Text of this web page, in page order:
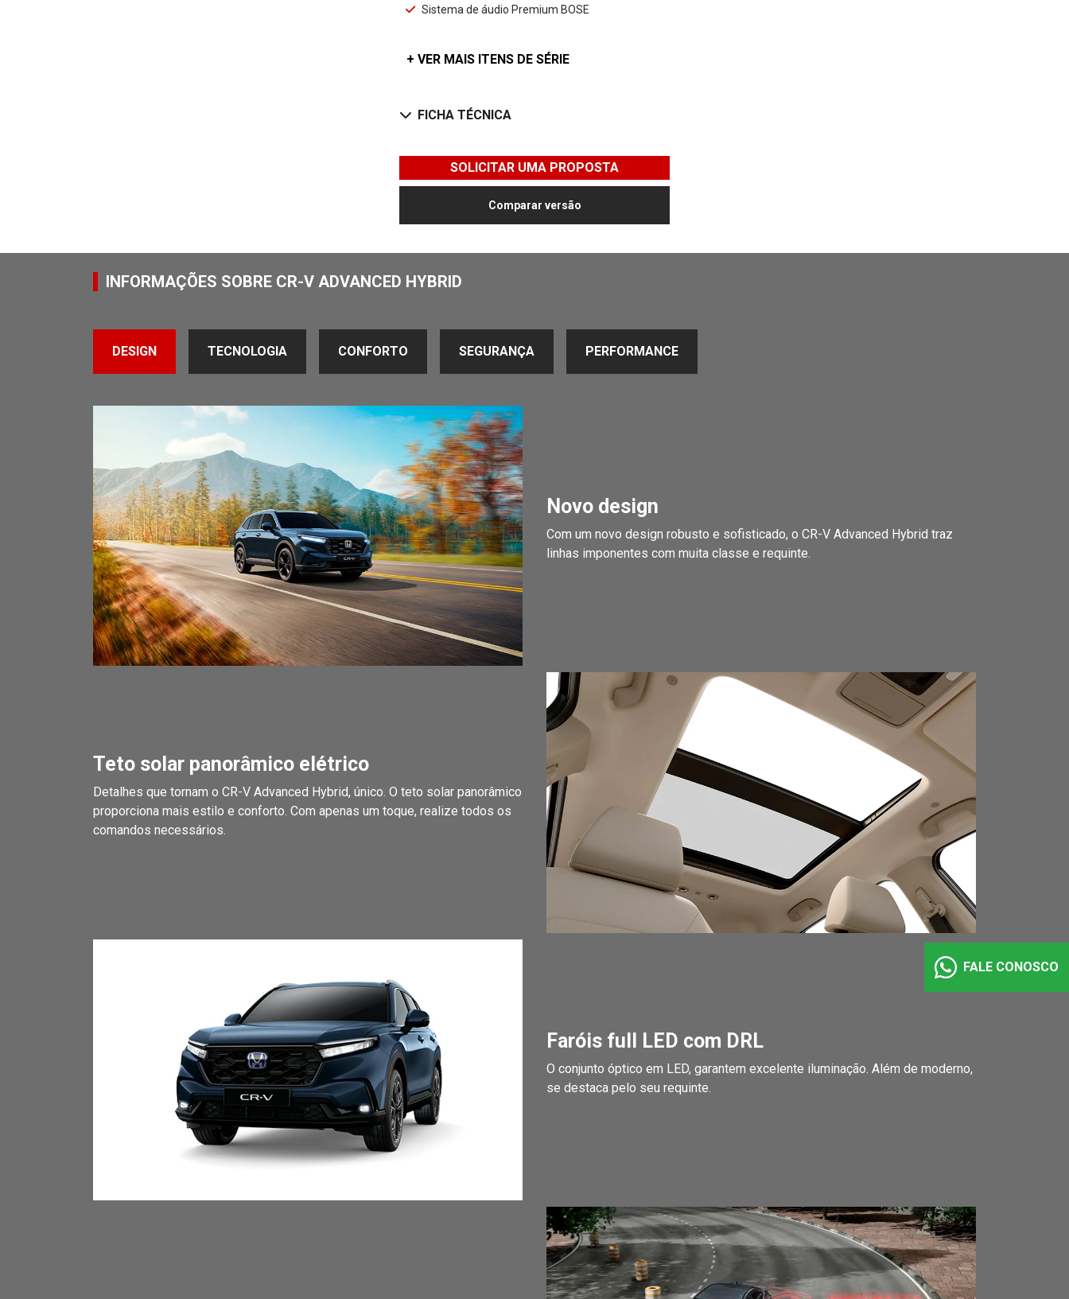
Sistema de áudio Premium BOSE
+ VER MAIS ITENS DE SÉRIE
FICHA TÉCNICA
SOLICITAR UMA PROPOSTA
Comparar versão
INFORMAÇÕES SOBRE CR-V ADVANCED HYBRID
DESIGN TECNOLOGIA CONFORTO SEGURANÇA PERFORMANCE
Novo design
Com um novo design robusto e sofisticado, o CR-V Advanced Hybrid traz
linhas imponentes com muita classe e requinte.
Teto solar panorâmico elétrico
Detalhes que tornam o CR-V Advanced Hybrid, único. O teto solar panorâmico
proporciona mais estilo e conforto. Com apenas um toque, realize todos os
comandos necessários.
Faróis full LED com DRL
O conjunto óptico em LED, garantem excelente iluminação. Além de moderno,
se destaca pelo seu requinte.
FALE CONOSCO